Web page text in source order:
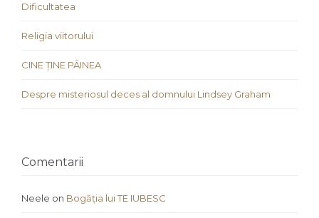
Dificultatea
Religia viitorului
CINE ȚINE PÂINEA
Despre misteriosul deces al domnului Lindsey Graham
Comentarii
Neele on Bogăția lui TE IUBESC